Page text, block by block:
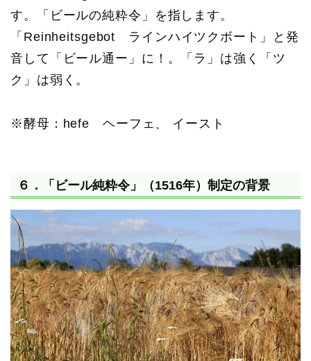
す。「ビールの純粋令」を指します。
「Reinheitsgebot ラインハイツクボート」と発
音して「ビール通ー」に！。「ラ」は強く「ツ
ク」は弱く。
※酵母：hefe ヘーフェ、 イースト
６．「ビール純粋令」（1516年）制定の背景